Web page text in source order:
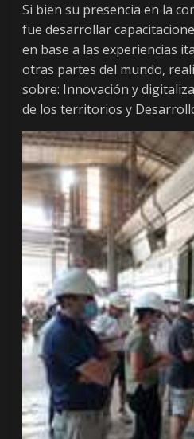
Si bien su presencia en la
fue desarrollar
en base a las experiencias
otras partes del mundo,
sobre: Innovación y
de los territorios y